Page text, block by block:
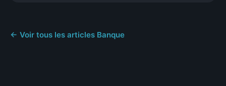
← Voir tous les articles Banque